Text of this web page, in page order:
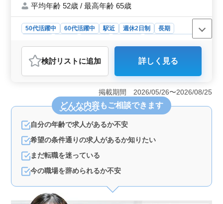
平均年齢 52歳 / 最高年齢 65歳
50代活躍中 60代活躍中 駅近 週休2日制
長期
紹介予定派遣社員
会計事務所
おすすめポイント
＜キャリアチャンス＞ 税理士資格保有者も大歓迎で
す。年収320万〜500万円の魅力的な給与設定で、スキル
を活かして成長できます。キャリアを積んで、更なるス
テップアップを目指しませんか。 ＜柔軟な働き方
＞ 週休2日制や長期休暇など、ワークライフバランスを
重視した働き方が可能です。地元滋賀で充実した生活を
送れます。ライフスタイルに合わせた働き方が叶いま
す。 ＜シニア層活躍＞ 50代、60代の経験豊富な
方々が活躍中です。ブランクのある方も歓迎で、能力に
したキャリアを築きませんか。
検討リスト に追加 詳しく見る
掲載期間 2026/05/26〜2026/08/25
どんな内容もご相談できます
自分の年齢で求人があるか不安
希望の条件通りの求人があるか知りたい
まだ転職を迷っている
今の職場を辞められるか不安